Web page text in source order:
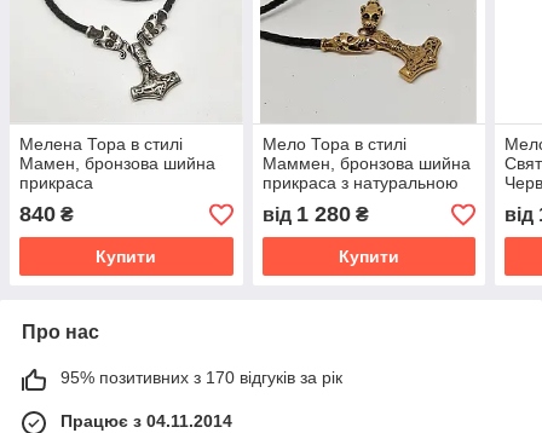
Мелена Тора в стилі
Мамен, бронзова шийна
прикраса
840 ₴
Купити
Мело Тора в стилі
Маммен, бронзова шийна
прикраса з натуральною
шкірою.
від 1 280₴
Купити
від
Про нас
95% позитивних з 170 відгуків за рік
Працює з 04.11.2014